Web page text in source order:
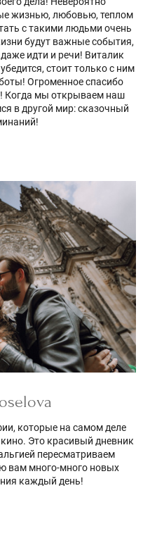
жизнью, любовью, теплом
с такими людьми очень
будут важные события,
идти и речи! Виталик
стоит только с ним
Огроменное спасибо
Когда мы открываем наш
в другой мир: сказочный
которые на самом деле
Это красивый дневник
пересматриваем
вам много-много новых
каждый день!